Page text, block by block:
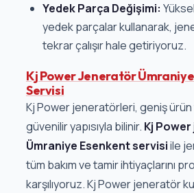
Yedek Parça Değişimi:
yedek parçalar kullanarak,
tekrar çalışır hale getiriyoruz.
Kj Power Jeneratör
Servisi
Kj Power jeneratörleri, geniş
güvenilir yapısıyla bilinir. Kj
Ümraniye Esenkent servisiile
tüm bakım ve tamir ihtiyaçlarını
karşılıyoruz. Kj Power jeneratör